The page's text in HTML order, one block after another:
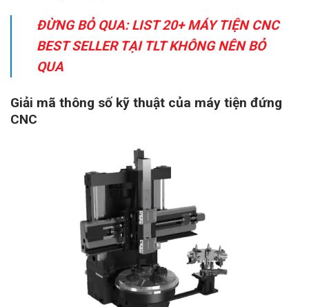
ĐỪNG BỎ QUA:LIST 20+ MÁY TIỆN CNC
BEST SELLER TẠI TLT KHÔNG NÊN BỎ
QUA
Giải mã thông số kỹ thuật của máy tiện đứng
CNC